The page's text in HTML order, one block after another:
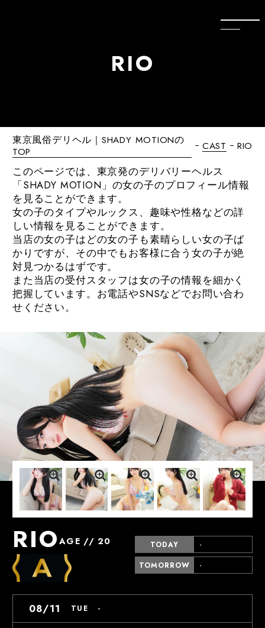
RIO
東京風俗デリヘル｜SHADY MOTIONの
TOP
CAST RIO
このページでは、東京発のデリバリーヘルス
「SHADY MOTION」の女の子のプロフィール情報
を見ることができます。
女の子のタイプやルックス、趣味や性格などの詳
しい情報を見ることができます。
当店の女の子はどの女の子も素晴らしい女の子ば
かりですが、その中でもお客様に合う女の子が絶
対見つかるはずです。
また当店の受付スタッフは女の子の情報を細かく
把握しています。お電話やSNSなどでお問い合わ
せください。
RIOAGE // 20 TODAY -
TOMORROW -
08/11 TUE -